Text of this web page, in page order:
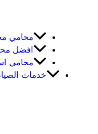
محامي
افضل
محامي
خدمات